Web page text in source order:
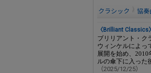
クラシック 協奏
〈Brilliant
ブリリアント・ク
ウィンケルによっ
展開を始め、
ルの傘下に入った
（2025/12/25）